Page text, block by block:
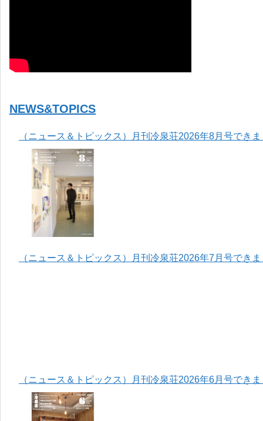
NEWS&TOPICS
（ニュース＆トピックス）月刊冷泉荘2026年8月号でき
（ニュース＆トピックス）月刊冷泉荘2026年7月号でき
（ニュース＆トピックス）月刊冷泉荘2026年6月号でき